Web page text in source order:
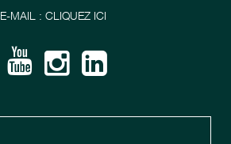
E-MAIL : CLIQUEZ ICI